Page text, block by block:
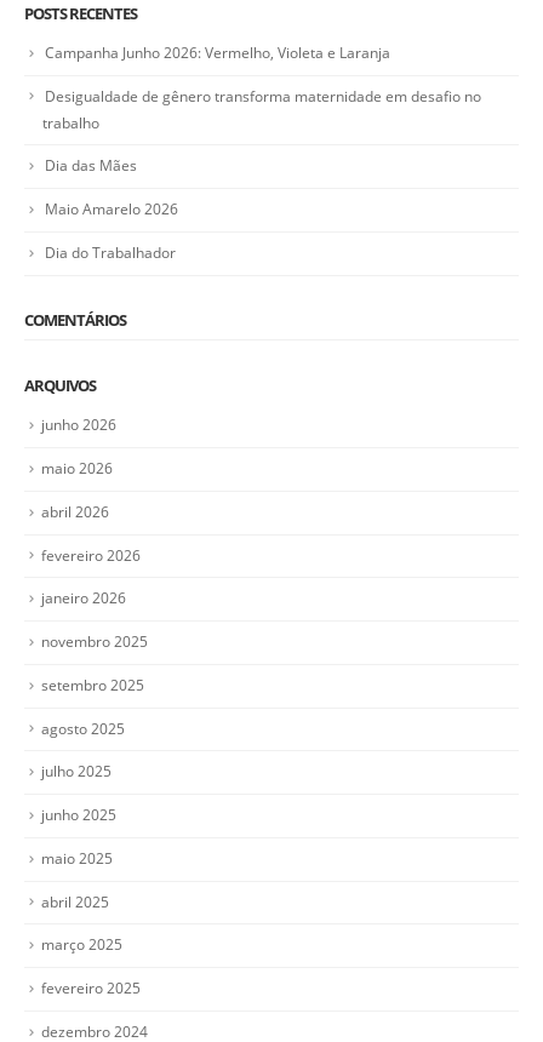
POSTS RECENTES
Campanha Junho 2026: Vermelho, Violeta e Laranja
Desigualdade de gênero transforma maternidade em desafio no
trabalho
Dia das Mães
Maio Amarelo 2026
Dia do Trabalhador
COMENTÁRIOS
ARQUIVOS
junho 2026
maio 2026
abril 2026
fevereiro 2026
janeiro 2026
novembro 2025
setembro 2025
agosto 2025
julho 2025
junho 2025
maio 2025
abril 2025
março 2025
fevereiro 2025
dezembro 2024